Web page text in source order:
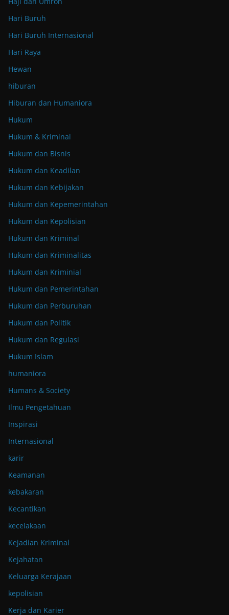
Hari Buruh
Hari Buruh Internasional
Hari Raya
Hewan
hiburan
Hiburan dan Humaniora
Hukum
Hukum & Kriminal
Hukum dan Bisnis
Hukum dan Keadilan
Hukum dan Kebijakan
Hukum dan Kepemerintahan
Hukum dan Kepolisian
Hukum dan Kriminal
Hukum dan Kriminalitas
Hukum dan Kriminial
Hukum dan Pemerintahan
Hukum dan Perburuhan
Hukum dan Politik
Hukum dan Regulasi
Hukum Islam
humaniora
Humans & Society
Ilmu Pengetahuan
Inspirasi
Internasional
karir
Keamanan
kebakaran
Kecantikan
kecelakaan
Kejadian Kriminal
Kejahatan
Keluarga Kerajaan
kepolisian
Kerja dan Karier